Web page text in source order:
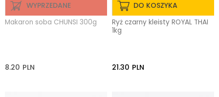
WYPRZEDANE
Makaron soba CHUNSI 300g
8.20 PLN
DO KOSZYKA
Ryż czarny kleisty ROYAL THAI
1kg
21.30 PLN